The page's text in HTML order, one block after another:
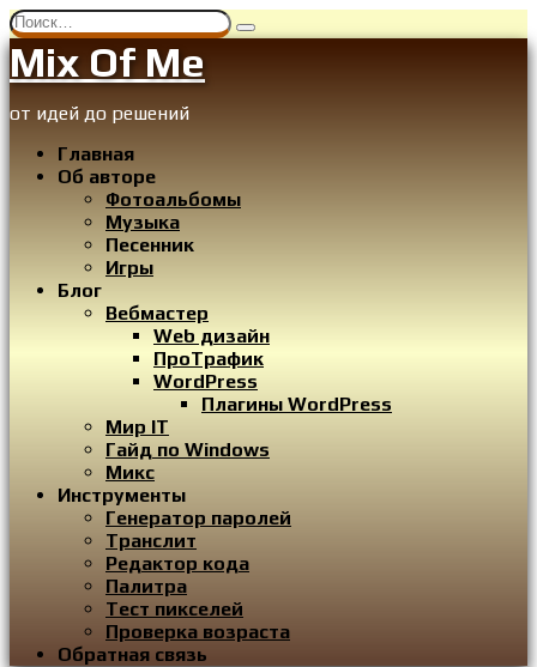
Перейти
к
содержанию
Search
for:
Mix Of Me
от идей до решений
Главная
Об авторе
Фотоальбомы
Музыка
Песенник
Игры
Блог
Вебмастер
Web дизайн
ПроТрафик
WordPress
Плагины WordPress
Мир IT
Гайд по Windows
Микс
Инструменты
Генератор паролей
Транслит
Редактор кода
Палитра
Тест пикселей
Проверка возраста
Обратная связь